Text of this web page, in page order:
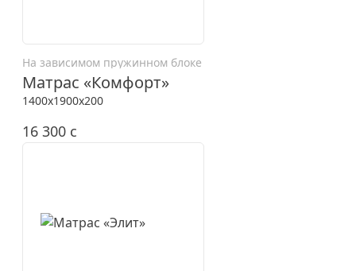
На зависимом пружинном блоке
Матрас «Комфорт»
1400x1900x200
16 300 c